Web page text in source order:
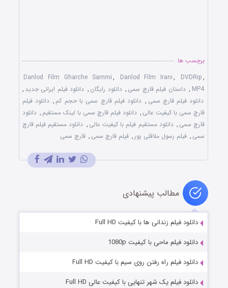
برچسب ها
Danlod Film Gharche Sammi, Danlod Film Irani, DVDRip,
MP4
, داستان فیلم قارچ سمی , دانلود رایگان , دانلود فیلم ایرانی جدید ,
دانلود فیلم قارچ سمی , دانلود فیلم قارچ سمی با حجم کم , دانلود فیلم
قارچ سمی با کیفیت عالی , دانلود فیلم قارچ سمی با لینک مستقیم , دانلود
قارچ سمی , دانلود مستقیم فیلم با کیفیت عالی , دانلود مستقیم فیلم قارچ
سمی , فیلم رسول ملاقلی پور , فیلم قارچ سمی , قارچ سمی
مطالب پیشنهادی
دانلود فیلم زندانی ها با کیفیت Full HD
دانلود فیلم ماحی با کیفیت 1080p
دانلود فیلم راه رفتن روی سیم با کیفیت Full HD
دانلود فیلم یک شهر تنهایی با کیفیت عالی Full HD